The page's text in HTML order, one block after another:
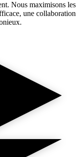
Nous maximisons les
une collaboration